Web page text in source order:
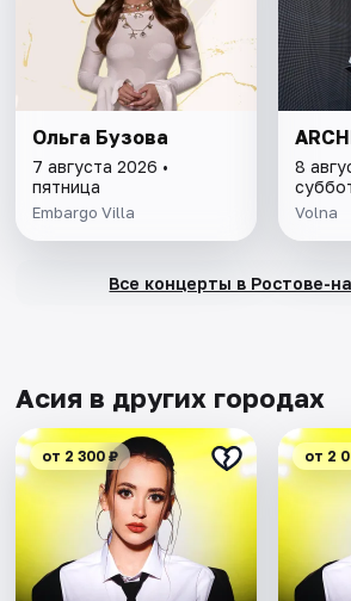
Ольга Бузова
7 августа 2026 •
пятница
Embargo Villa
8
Volna
Все концерты в Ростове-
Асия в других городах
от 2 300 ₽ от 2